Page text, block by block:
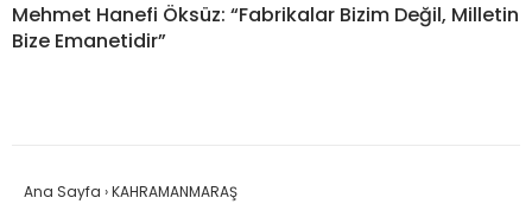
Mehmet Hanefi Öksüz: “Fabrikalar Bizim Değil, Milletin
Bize Emanetidir”
Ana Sayfa ›KAHRAMANMARAŞ